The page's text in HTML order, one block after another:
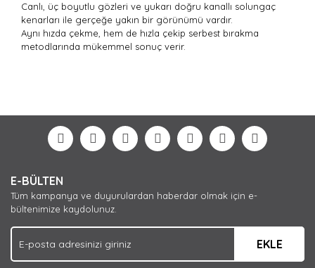
Canlı, üç boyutlu gözleri ve yukarı doğru kanallı solungaç
kenarları ile gerçeğe yakın bir görünümü vardır.
Aynı hızda çekme, hem de hızla çekip serbest bırakma
metodlarında mükemmel sonuç verir.
Yorum Yaz
formunu kullanarak tarafımıza iletebilirsiniz.
Görüş ve önerileriniz için teşekkür ederiz.
Ürün açıklamasında eksik bilgiler bulunuyor.
Ürün bilgilerinde hatalar bulunuyor.
Ürün fiyatı diğer sitelerden daha pahalı.
Bu ürüne benzer farklı alternatifler olmalı.
E-BÜLTEN
Tüm kampanya ve duyurulardan haberdar olmak için e-
bültenimize kaydolunuz.
EKLE